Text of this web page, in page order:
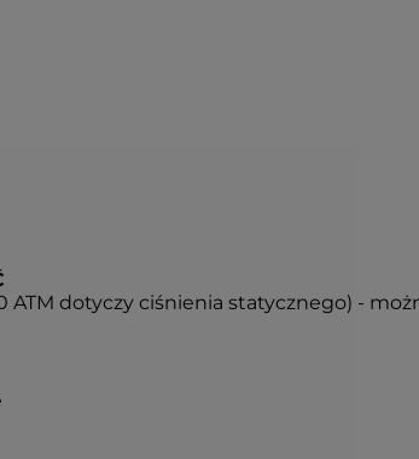
ATM dotyczy ciśnienia statycznego) -